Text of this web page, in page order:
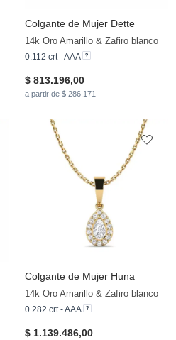
Colgante de Mujer Dette
14k Oro Amarillo & Zafiro blanco
0.112 crt - AAA
$ 813.196,00
a partir de $ 286.171
Colgante de Mujer Huna
14k Oro Amarillo & Zafiro blanco
0.282 crt - AAA
$ 1.139.486,00